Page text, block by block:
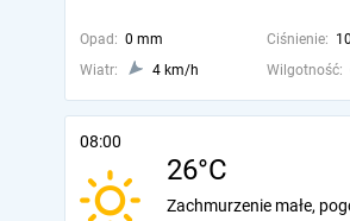
Opad: 0 mm Ciśnienie:
Wiatr:
4 km/h Wilgotność:
08:00
26°C
Zachmurzenie małe,